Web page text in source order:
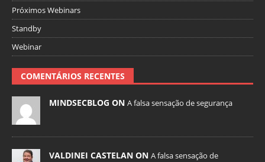
Próximos Webinars
Standby
Webinar
COMENTÁRIOS RECENTES
MINDSECBLOG ON A falsa sensação de segurança
VALDINEI CASTELAN ON A falsa sensação de